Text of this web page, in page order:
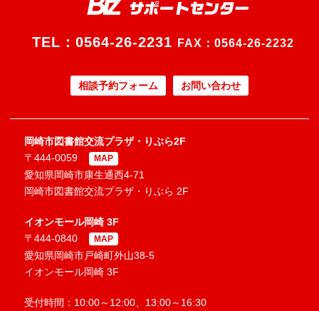
TEL： 0564-26-2231 FAX：0564-26-2232
相談予約フォーム お問い合わせ
岡崎市図書館交流プラザ・りぶら2F
〒444-0059
MAP
愛知県岡崎市康生通西4-71
岡崎市図書館交流プラザ・りぶら 2F
イオンモール岡崎 3F
〒444-0840
MAP
愛知県岡崎市戸崎町外山38-5
イオンモール岡崎 3F
受付時間：10:00～12:00、13:00～16:30